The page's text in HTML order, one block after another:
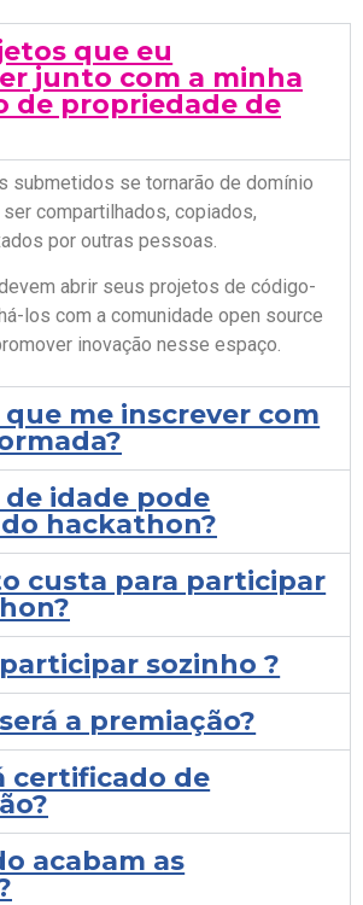
que eu
junto com a minha
de propriedade de
submetidos se tornarão de domínio
compartilhados, copiados,
por outras pessoas.
abrir seus projetos de código-
los com a comunidade open source
inovação nesse espaço.
que me inscrever com
de idade pode
hackathon?
custa para participar
sozinho ?
a premiação?
certificado de
acabam as